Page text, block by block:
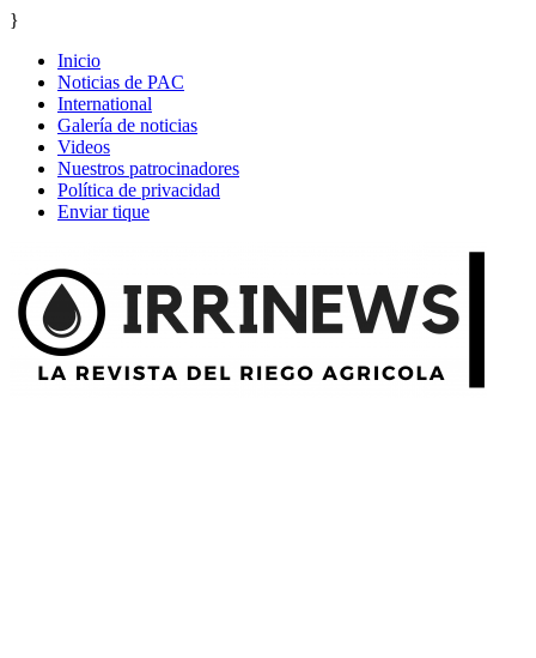
}
Inicio
Noticias de PAC
International
Galería de noticias
Videos
Nuestros patrocinadores
Política de privacidad
Enviar tique